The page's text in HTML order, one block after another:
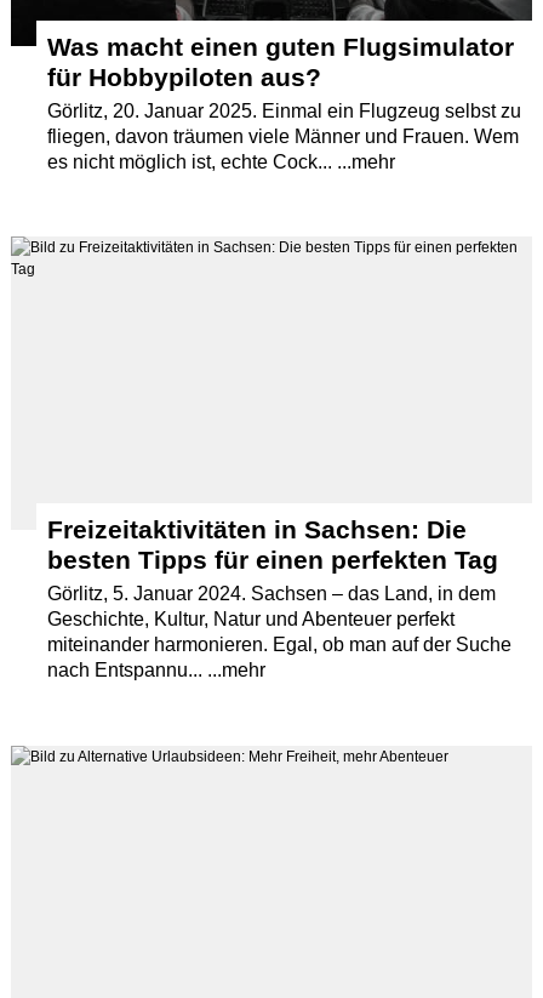
Was macht einen guten Flugsimulator
für Hobbypiloten aus?
Görlitz, 20. Januar 2025. Einmal ein Flugzeug selbst zu
fliegen, davon träumen viele Männer und Frauen. Wem
es nicht möglich ist, echte Cock... ...mehr
Freizeitaktivitäten in Sachsen: Die
besten Tipps für einen perfekten Tag
Görlitz, 5. Januar 2024. Sachsen – das Land, in dem
Geschichte, Kultur, Natur und Abenteuer perfekt
miteinander harmonieren. Egal, ob man auf der Suche
nach Entspannu... ...mehr